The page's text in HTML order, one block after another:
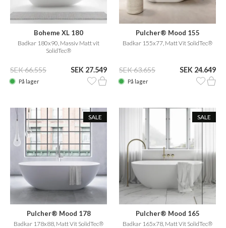
Boheme XL 180
Badkar 180x90, Massiv Matt vit
SolidTec®
SEK 66.555 SEK 27.549
På lager
Pulcher® Mood 155
Badkar 155x77, Matt Vit SolidTec®
SEK 63.655 SEK 24.649
På lager
SALE
Pulcher® Mood 178
Badkar 178x88, Matt Vit SolidTec®
SALE
Pulcher® Mood 165
Badkar 165x78, Matt Vit SolidTec®